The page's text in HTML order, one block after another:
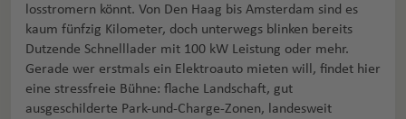
losstromern könnt. Von Den Haag bis Amsterdam sind es
kaum fünfzig Kilometer, doch unterwegs blinken bereits
Dutzende Schnelllader mit 100 kW Leistung oder mehr.
Gerade wer erstmals ein Elektroauto mieten will, findet hier
eine stressfreie Bühne: flache Landschaft, gut
ausgeschilderte Park-und-Charge-Zonen, landesweit